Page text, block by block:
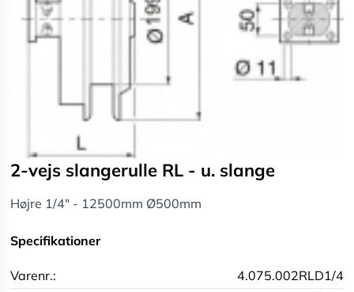
2-vejs slangerulle RL - u. slange
Højre 1/4" - 12500mm Ø500mm
Specifikationer
Varenr.:
4.075.002RLD1/4